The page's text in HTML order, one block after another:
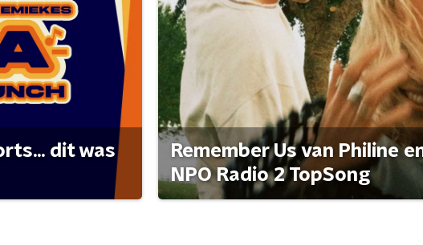
dit was
Remember Us van Philine
NPO Radio 2 TopSong